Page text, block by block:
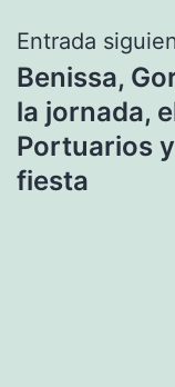
Entrada
Benissa,
la jornada,
Portuarios
fiesta